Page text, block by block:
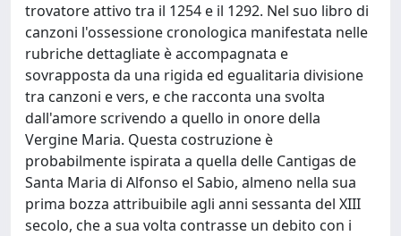
trovatore attivo tra il 1254 e il 1292. Nel suo libro di
canzoni l'ossessione cronologica manifestata nelle
rubriche dettagliate è accompagnata e
sovrapposta da una rigida ed egualitaria divisione
tra canzoni e vers, e che racconta una svolta
dall'amore scrivendo a quello in onore della
Vergine Maria. Questa costruzione è
probabilmente ispirata a quella delle Cantigas de
Santa Maria di Alfonso el Sabio, almeno nella sua
prima bozza attribuibile agli anni sessanta del XIII
secolo, che a sua volta contrasse un debito con i